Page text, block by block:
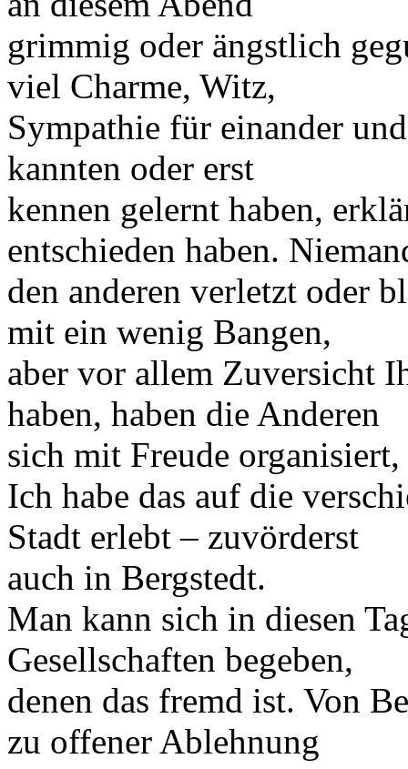
grimmig oder ängstlich
viel Charme, Witz,
Sympathie für einander
kannten oder erst
kennen gelernt haben,
entschieden haben.
den anderen verletzt oder
mit ein wenig Bangen,
aber vor allem Zuversicht
haben, haben die Anderen
sich mit Freude
Ich habe das auf die
Stadt erlebt – zuvörderst
auch in Bergstedt.
Man kann sich in diesen
Gesellschaften begeben,
denen das fremd ist. Von
zu offener Ablehnung